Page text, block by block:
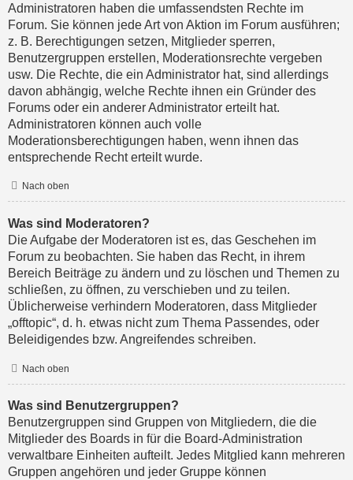
Administratoren haben die umfassendsten Rechte im
Forum. Sie können jede Art von Aktion im Forum ausführen;
z. B. Berechtigungen setzen, Mitglieder sperren,
Benutzergruppen erstellen, Moderationsrechte vergeben
usw. Die Rechte, die ein Administrator hat, sind allerdings
davon abhängig, welche Rechte ihnen ein Gründer des
Forums oder ein anderer Administrator erteilt hat.
Administratoren können auch volle
Moderationsberechtigungen haben, wenn ihnen das
entsprechende Recht erteilt wurde.
Nach oben
Was sind Moderatoren?
Die Aufgabe der Moderatoren ist es, das Geschehen im
Forum zu beobachten. Sie haben das Recht, in ihrem
Bereich Beiträge zu ändern und zu löschen und Themen zu
schließen, zu öffnen, zu verschieben und zu teilen.
Üblicherweise verhindern Moderatoren, dass Mitglieder
„offtopic“, d. h. etwas nicht zum Thema Passendes, oder
Beleidigendes bzw. Angreifendes schreiben.
Nach oben
Was sind Benutzergruppen?
Benutzergruppen sind Gruppen von Mitgliedern, die die
Mitglieder des Boards in für die Board-Administration
verwaltbare Einheiten aufteilt. Jedes Mitglied kann mehreren
Gruppen angehören und jeder Gruppe können